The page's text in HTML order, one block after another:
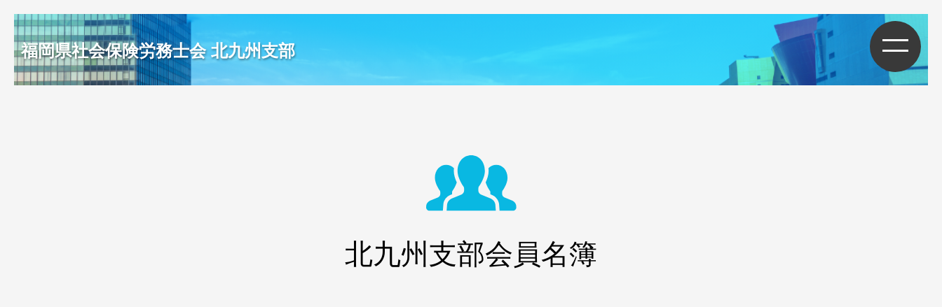
福岡県社会保険労務士会 北九州支部
北九州支部会員名簿